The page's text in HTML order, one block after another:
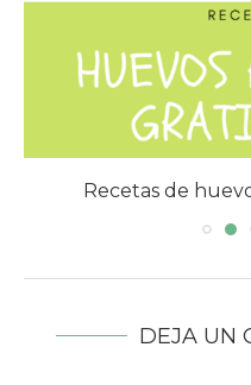
Recetas de
DEJA UN